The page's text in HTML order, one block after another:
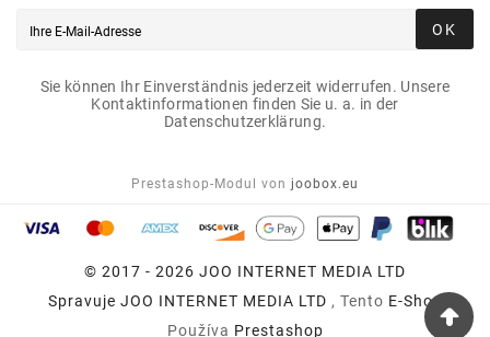
OK
Sie können Ihr Einverständnis jederzeit widerrufen. Unsere
Kontaktinformationen finden Sie u. a. in der
Datenschutzerklärung.
Prestashop-Modul von joobox.eu
© 2017 - 2026 JOO INTERNET MEDIA LTD
Spravuje JOO INTERNET MEDIA LTD , Tento E-Shop
Používa Prestashop